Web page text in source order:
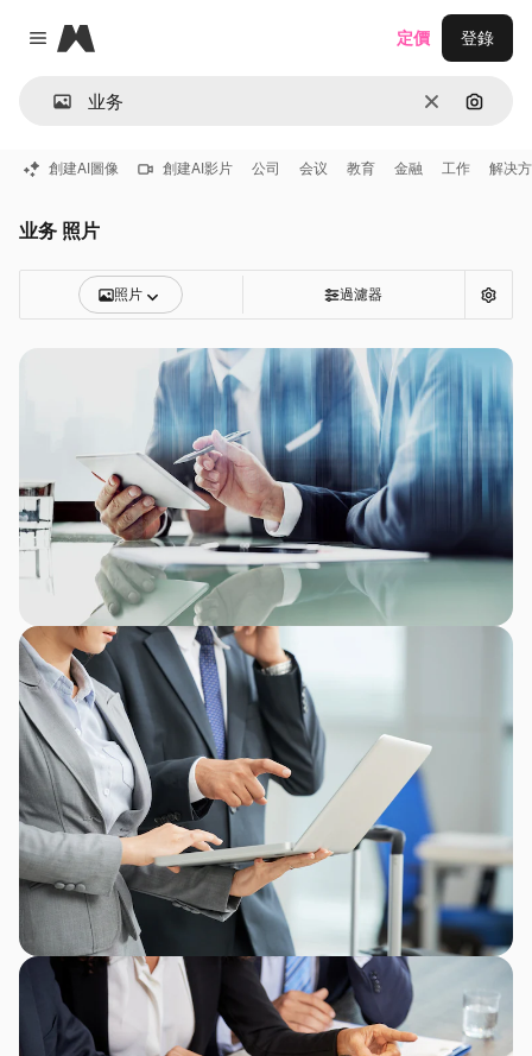
Close menu
Magnific
清除 通過圖
定價 登錄
創建AI圖像 創建AI影片 公司 会议 教育 金融 工作 解决
业务 照片
照片 過濾器